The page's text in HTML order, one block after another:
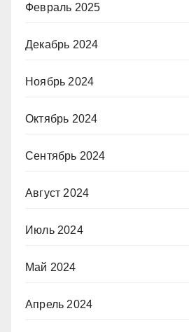
Февраль 2025
Декабрь 2024
Ноябрь 2024
Октябрь 2024
Сентябрь 2024
Август 2024
Июль 2024
Май 2024
Апрель 2024